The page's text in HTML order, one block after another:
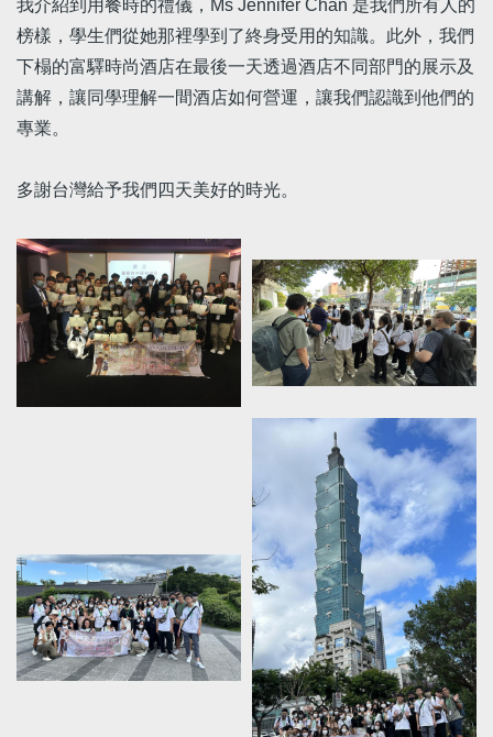
我介紹到用餐時的禮儀，Ms Jennifer Chan 是我們所有人的
榜樣，學生們從她那裡學到了終身受用的知識。此外，我們
下榻的富驛時尚酒店在最後一天透過酒店不同部門的展示及
講解，讓同學理解一間酒店如何營運，讓我們認識到他們的
專業。
多謝台灣給予我們四天美好的時光。